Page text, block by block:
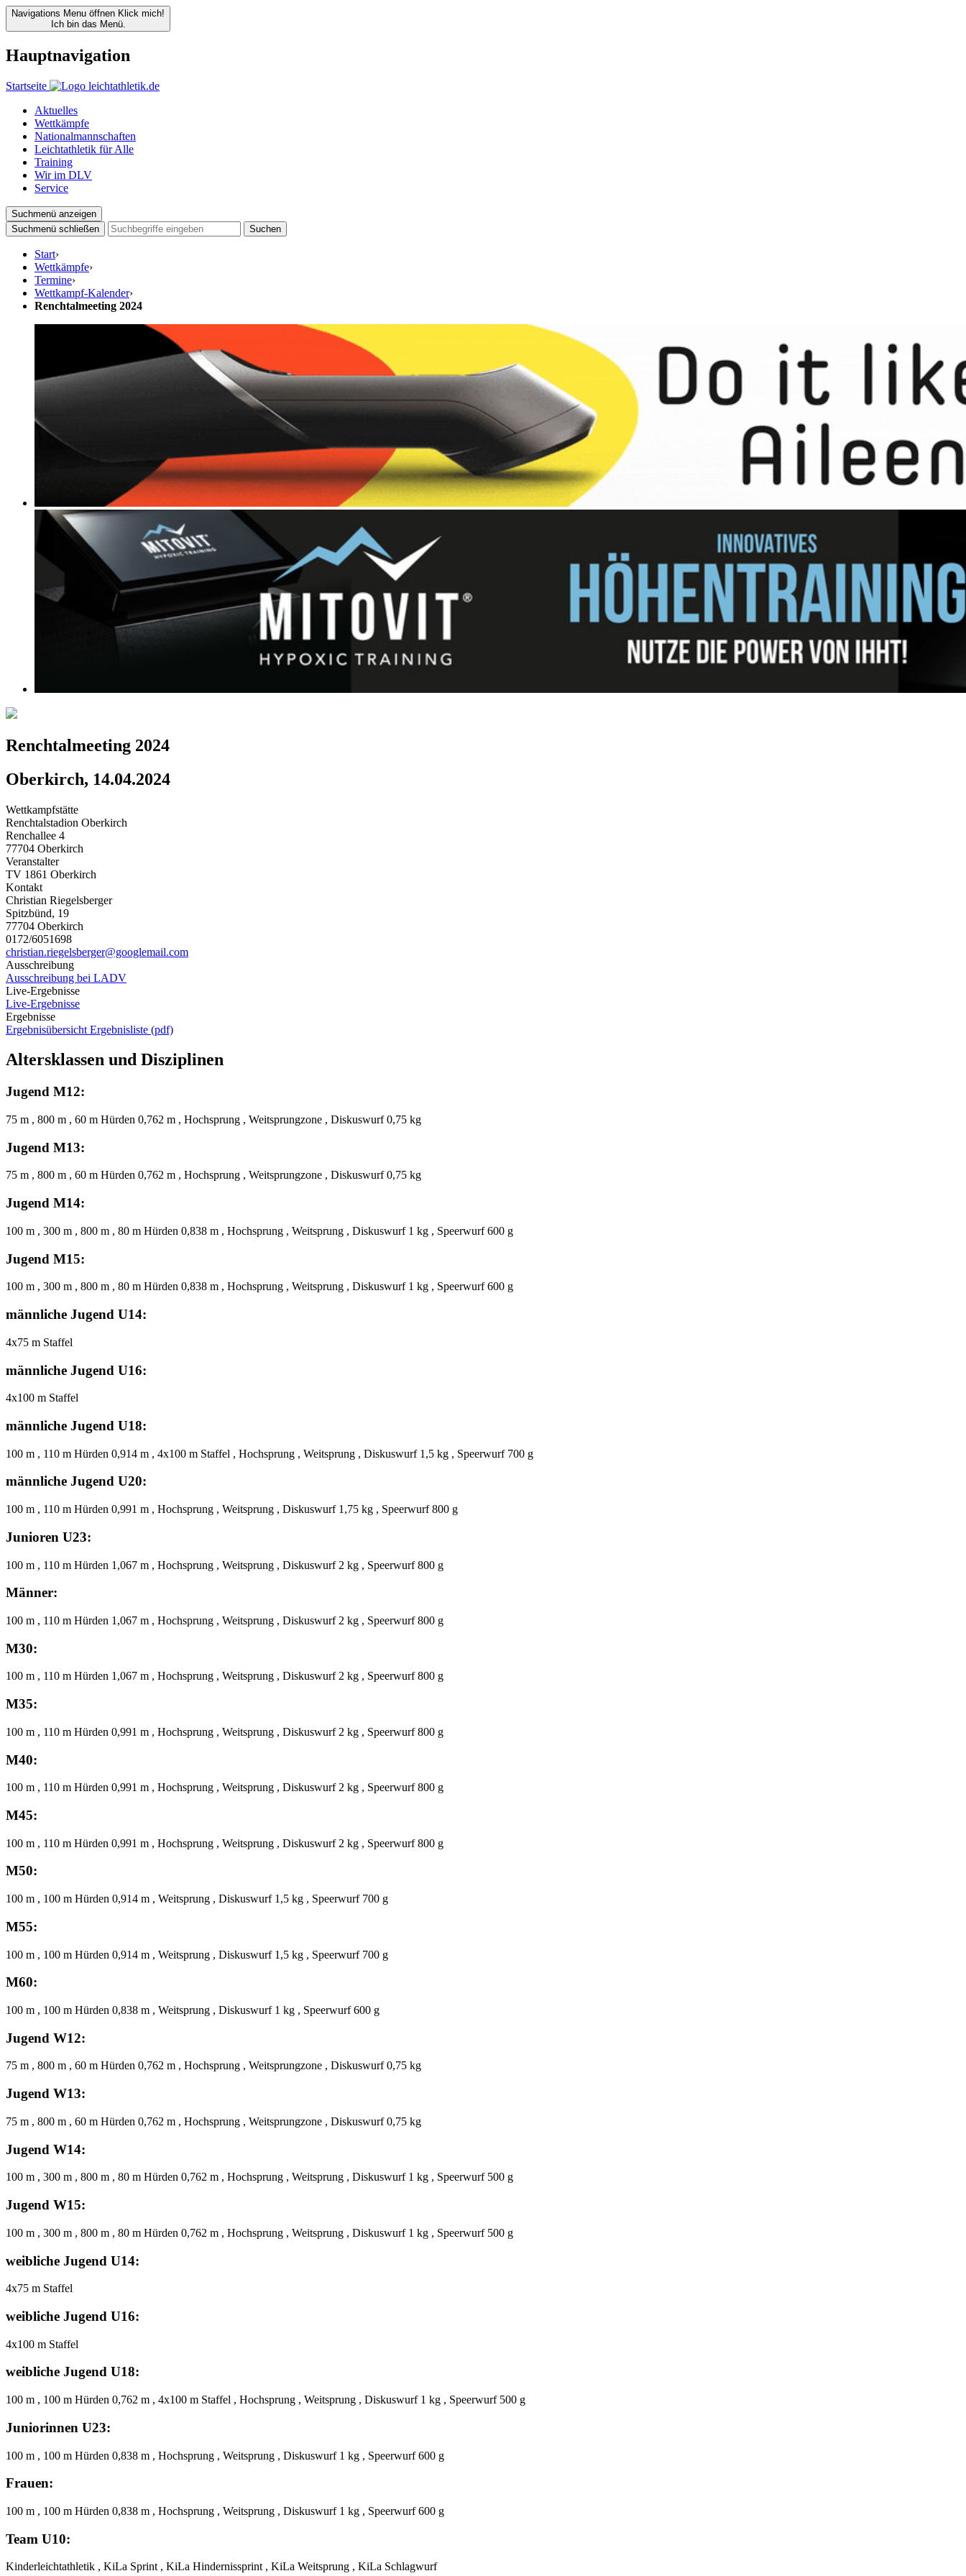
Navigations Menu öffnen Klick mich!
Ich bin das Menü.
Hauptnavigation
Startseite
Aktuelles
Wettkämpfe
Nationalmannschaften
Leichtathletik für Alle
Training
Wir im DLV
Service
Suchmenü anzeigen
Suchmenü schließen
Suchen
Start›
Wettkämpfe›
Termine›
Wettkampf-Kalender›
Renchtalmeeting 2024
Renchtalmeeting 2024
Oberkirch, 14.04.2024
Wettkampfstätte
Renchtalstadion Oberkirch
Renchallee 4
77704 Oberkirch
Veranstalter
TV 1861 Oberkirch
Kontakt
Christian Riegelsberger
Spitzbünd, 19
77704 Oberkirch
0172/6051698
christian.riegelsberger@googlemail.com
Ausschreibung
Ausschreibung bei LADV
Live-Ergebnisse
Live-Ergebnisse
Ergebnisse
Ergebnisübersicht Ergebnisliste (pdf)
Altersklassen und Disziplinen
Jugend M12:
75 m , 800 m , 60 m Hürden 0,762 m , Hochsprung , Weitsprungzone , Diskuswurf 0,75 kg
Jugend M13:
75 m , 800 m , 60 m Hürden 0,762 m , Hochsprung , Weitsprungzone , Diskuswurf 0,75 kg
Jugend M14:
100 m , 300 m , 800 m , 80 m Hürden 0,838 m , Hochsprung , Weitsprung , Diskuswurf 1 kg , Speerwurf 600 g
Jugend M15:
100 m , 300 m , 800 m , 80 m Hürden 0,838 m , Hochsprung , Weitsprung , Diskuswurf 1 kg , Speerwurf 600 g
männliche Jugend U14:
4x75 m Staffel
männliche Jugend U16:
4x100 m Staffel
männliche Jugend U18:
100 m , 110 m Hürden 0,914 m , 4x100 m Staffel , Hochsprung , Weitsprung , Diskuswurf 1,5 kg , Speerwurf 700 g
männliche Jugend U20:
100 m , 110 m Hürden 0,991 m , Hochsprung , Weitsprung , Diskuswurf 1,75 kg , Speerwurf 800 g
Junioren U23:
100 m , 110 m Hürden 1,067 m , Hochsprung , Weitsprung , Diskuswurf 2 kg , Speerwurf 800 g
Männer:
100 m , 110 m Hürden 1,067 m , Hochsprung , Weitsprung , Diskuswurf 2 kg , Speerwurf 800 g
M30:
100 m , 110 m Hürden 1,067 m , Hochsprung , Weitsprung , Diskuswurf 2 kg , Speerwurf 800 g
M35:
100 m , 110 m Hürden 0,991 m , Hochsprung , Weitsprung , Diskuswurf 2 kg , Speerwurf 800 g
M40:
100 m , 110 m Hürden 0,991 m , Hochsprung , Weitsprung , Diskuswurf 2 kg , Speerwurf 800 g
M45:
100 m , 110 m Hürden 0,991 m , Hochsprung , Weitsprung , Diskuswurf 2 kg , Speerwurf 800 g
M50:
100 m , 100 m Hürden 0,914 m , Weitsprung , Diskuswurf 1,5 kg , Speerwurf 700 g
M55:
100 m , 100 m Hürden 0,914 m , Weitsprung , Diskuswurf 1,5 kg , Speerwurf 700 g
M60:
100 m , 100 m Hürden 0,838 m , Weitsprung , Diskuswurf 1 kg , Speerwurf 600 g
Jugend W12:
75 m , 800 m , 60 m Hürden 0,762 m , Hochsprung , Weitsprungzone , Diskuswurf 0,75 kg
Jugend W13:
75 m , 800 m , 60 m Hürden 0,762 m , Hochsprung , Weitsprungzone , Diskuswurf 0,75 kg
Jugend W14:
100 m , 300 m , 800 m , 80 m Hürden 0,762 m , Hochsprung , Weitsprung , Diskuswurf 1 kg , Speerwurf 500 g
Jugend W15:
100 m , 300 m , 800 m , 80 m Hürden 0,762 m , Hochsprung , Weitsprung , Diskuswurf 1 kg , Speerwurf 500 g
weibliche Jugend U14:
4x75 m Staffel
weibliche Jugend U16:
4x100 m Staffel
weibliche Jugend U18:
100 m , 100 m Hürden 0,762 m , 4x100 m Staffel , Hochsprung , Weitsprung , Diskuswurf 1 kg , Speerwurf 500 g
Juniorinnen U23:
100 m , 100 m Hürden 0,838 m , Hochsprung , Weitsprung , Diskuswurf 1 kg , Speerwurf 600 g
Frauen:
100 m , 100 m Hürden 0,838 m , Hochsprung , Weitsprung , Diskuswurf 1 kg , Speerwurf 600 g
Team U10:
Kinderleichtathletik , KiLa Sprint , KiLa Hindernissprint , KiLa Weitsprung , KiLa Schlagwurf